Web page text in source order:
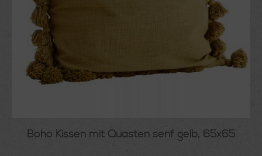
Boho Kissen mit Quasten senf gelb, 65x65